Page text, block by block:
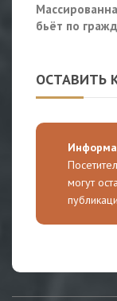
бьёт по
ОСТАВИТЬ
могут